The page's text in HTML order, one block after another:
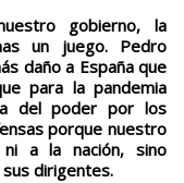
gobierno, la
un juego. Pedro
daño a España que
para la pandemia
del poder por los
porque nuestro
a la nación, sino
dirigentes.